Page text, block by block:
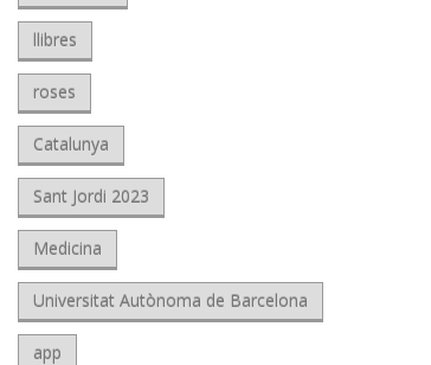
llibres
roses
Catalunya
Sant Jordi 2023
Medicina
Universitat Autònoma de Barcelona
app